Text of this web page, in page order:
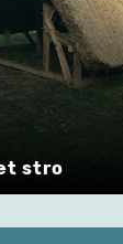
perikelen